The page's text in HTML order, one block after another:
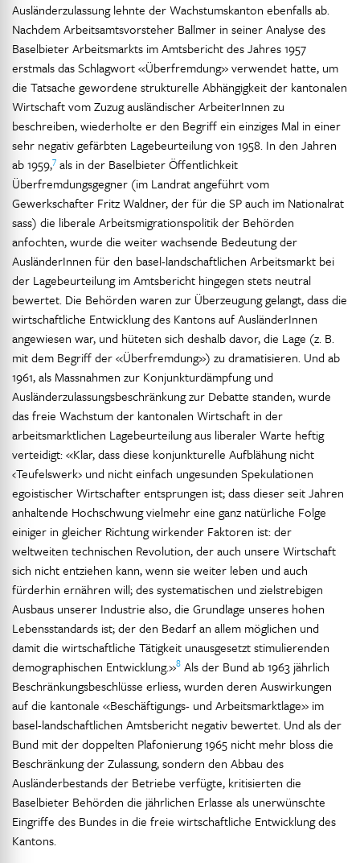
Ausländerzulassung lehnte der Wachstumskanton ebenfalls ab.
Nachdem Arbeitsamtsvorsteher Ballmer in seiner Analyse des
Baselbieter Arbeitsmarkts im Amtsbericht des Jahres 1957
erstmals das Schlagwort «Überfremdung» verwendet hatte, um
die Tatsache gewordene strukturelle Abhängigkeit der kantonalen
Wirtschaft vom Zuzug ausländischer ArbeiterInnen zu
beschreiben, wiederholte er den Begriff ein einziges Mal in einer
sehr negativ gefärbten Lagebeurteilung von 1958. In den Jahren
ab 1959,7 als in der Baselbieter Öffentlichkeit
Überfremdungsgegner (im Landrat angeführt vom
Gewerkschafter Fritz Waldner, der für die SP auch im Nationalrat
sass) die liberale Arbeitsmigrationspolitik der Behörden
anfochten, wurde die weiter wachsende Bedeutung der
AusländerInnen für den basel-landschaftlichen Arbeitsmarkt bei
der Lagebeurteilung im Amtsbericht hingegen stets neutral
bewertet. Die Behörden waren zur Überzeugung gelangt, dass die
wirtschaftliche Entwicklung des Kantons auf AusländerInnen
angewiesen war, und hüteten sich deshalb davor, die Lage (z. B.
mit dem Begriff der «Überfremdung») zu dramatisieren. Und ab
1961, als Massnahmen zur Konjunkturdämpfung und
Ausländerzulassungsbeschränkung zur Debatte standen, wurde
das freie Wachstum der kantonalen Wirtschaft in der
arbeitsmarktlichen Lagebeurteilung aus liberaler Warte heftig
verteidigt: «Klar, dass diese konjunkturelle Aufblähung nicht
‹Teufelswerk› und nicht einfach ungesunden Spekulationen
egoistischer Wirtschafter entsprungen ist; dass dieser seit Jahren
anhaltende Hochschwung vielmehr eine ganz natürliche Folge
einiger in gleicher Richtung wirkender Faktoren ist: der
weltweiten technischen Revolution, der auch unsere Wirtschaft
sich nicht entziehen kann, wenn sie weiter leben und auch
fürderhin ernähren will; des systematischen und zielstrebigen
Ausbaus unserer Industrie also, die Grundlage unseres hohen
Lebensstandards ist; der den Bedarf an allem möglichen und
damit die wirtschaftliche Tätigkeit unausgesetzt stimulierenden
demographischen Entwicklung.»8 Als der Bund ab 1963 jährlich
Beschränkungsbeschlüsse erliess, wurden deren Auswirkungen
auf die kantonale «Beschäftigungs- und Arbeitsmarktlage» im
basel-landschaftlichen Amtsbericht negativ bewertet. Und als der
Bund mit der doppelten Plafonierung 1965 nicht mehr bloss die
Beschränkung der Zulassung, sondern den Abbau des
Ausländerbestands der Betriebe verfügte, kritisierten die
Baselbieter Behörden die jährlichen Erlasse als unerwünschte
Eingriffe des Bundes in die freie wirtschaftliche Entwicklung des
Kantons.